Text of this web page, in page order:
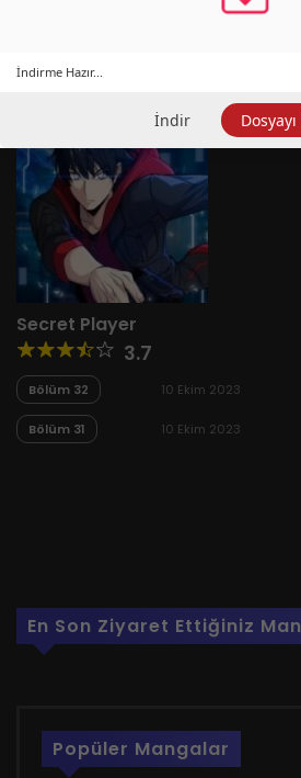
Secret Player
3.7
Bölüm 32 10 Ekim 2023
Bölüm 31 10 Ekim 2023
En Son Ziyaret Ettiğiniz
Popüler Mangalar
İndirme Hazır...
İndir